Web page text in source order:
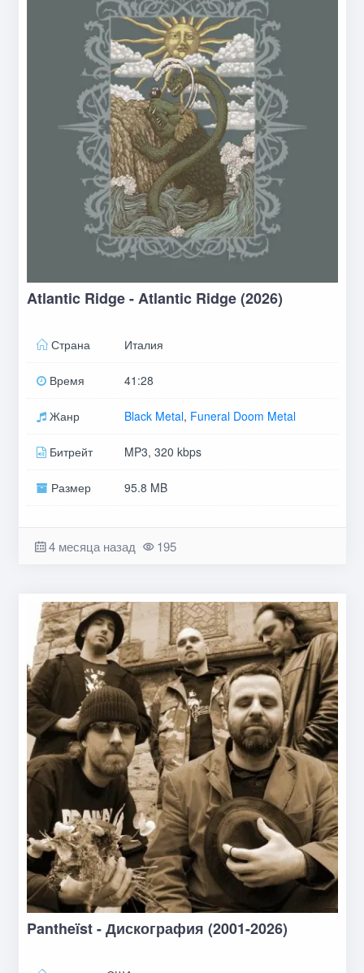
Atlantic Ridge - Atlantic Ridge (2026)
Страна Италия
Время 41:28
Жанр Black Metal, Funeral Doom Metal
Битрейт MP3, 320 kbps
Размер 95.8 MB
4 месяца назад 195
Pantheïst - Дискография (2001-2026)